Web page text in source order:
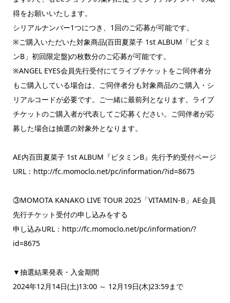
得をお願いいたします。
シリアルナンバー1つにつき、1回のご応募が可能です。
※ご購入いただいた対象商品(百田夏菜子 1st ALBUM「ビタミ
ンB」初回限定盤)の枚数分のご応募が可能です。
※ANGEL EYES会員先行受付にてライブチケットをご同伴者分
もご購入している場合は、ご同伴者分も対象商品のご購入・シ
リアルコードが必要です。ご一緒に最前列となります。ライブ
チケットのご購入者が代表してご応募ください。ご同伴者が応
募した場合は抽選の対象外となります。
AE内百田夏菜子 1st ALBUM『ビタミンB』先行予約受付ページ
URL：http://fc.momoclo.net/pc/information/?id=8675
③MOMOTA KANAKO LIVE TOUR 2025「VITAMIN-B」AE会員
先行チケット受付の申し込みをする
申し込みURL：http://fc.momoclo.net/pc/information/?
id=8675
▼抽選結果発表・入金期間
2024年12月14日(土)13:00 ～ 12月19日(木)23:59まで